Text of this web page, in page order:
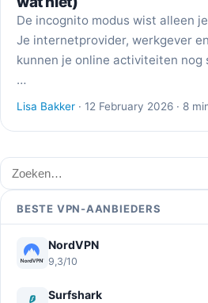
De incognito modus wist alleen
Je internetprovider, werkgever
kunnen je online activiteiten nog
…
Lisa Bakker · 12 February 2026 · 8
Zoeken
BESTE VPN-AANBIEDERS
NordVPN
9,3/10
Surfshark